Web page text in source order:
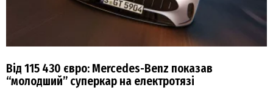
Від 115 430 євро: Mercedes-Benz показав
“молодший” суперкар на електротязі